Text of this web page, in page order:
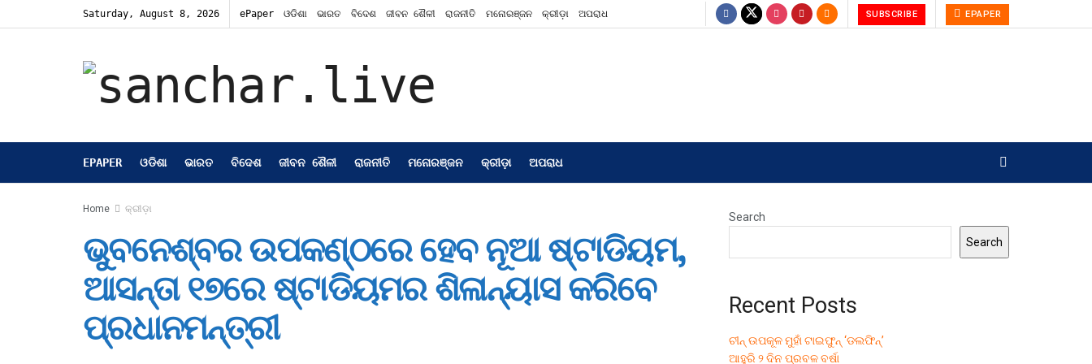
Saturday, August 8, 2026 ePaper ଓଡିଶା ଭାରତ ବିଦେଶ ଜୀବନ ଶୈଳୀ ରାଜନୀତି ମନୋରଞ୍ଜନ କ୍ରୀଡ଼ା ଅପରାଧ SUBSCRIBE EPAPER
EPAPER ଓଡିଶା ଭାରତ ବିଦେଶ ଜୀବନ ଶୈଳୀ ରାଜନୀତି ମନୋରଞ୍ଜନ କ୍ରୀଡ଼ା ଅପରାଧ
Home କ୍ରୀଡ଼ା
ଭୁବନେଶ୍ବର ଉପକଣ୍ଠରେ ହେବ ନୂଆ ଷ୍ଟାଡିୟମ,
ଆସନ୍ତା ୧୭ରେ ଷ୍ଟାଡିୟମର ଶିଳାନ୍ୟାସ କରିବେ
ପ୍ରଧାନମନ୍ତ୍ରୀ
Search
Search
Recent Posts
ଚୀନ୍ ଉପକୂଳ ମୁହାଁ ଟାଇଫୁନ୍ ‘ଡଲଫିନ୍’
ଆହୁରି ୨ ଦିନ ପ୍ରବଳ ବର୍ଷା